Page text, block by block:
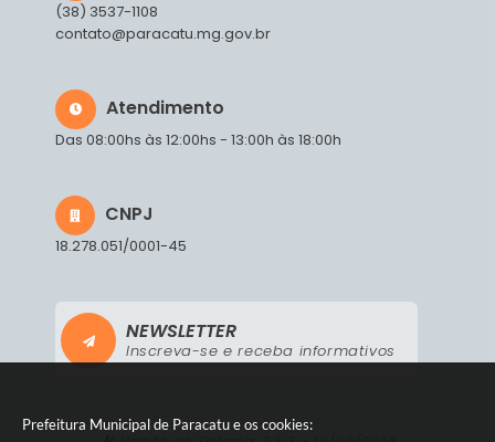
Prefeitura Municipal de Paracatu e os cookies:
(38) 3537-1108
contato@paracatu.mg.gov.br
Atendimento
Das 08:00hs às 12:00hs - 13:00h às 18:00h
CNPJ
18.278.051/0001-45
NEWSLETTER
Inscreva-se e receba informativos